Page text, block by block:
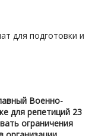
Военно-
для репетиций 23
ограничения